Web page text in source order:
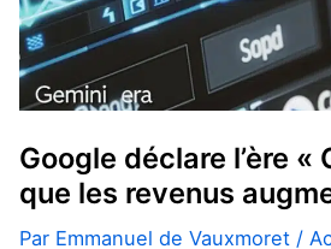
Google déclare l’ère «
que les revenus
Par Emmanuel de Vauxmoret /
de
15%